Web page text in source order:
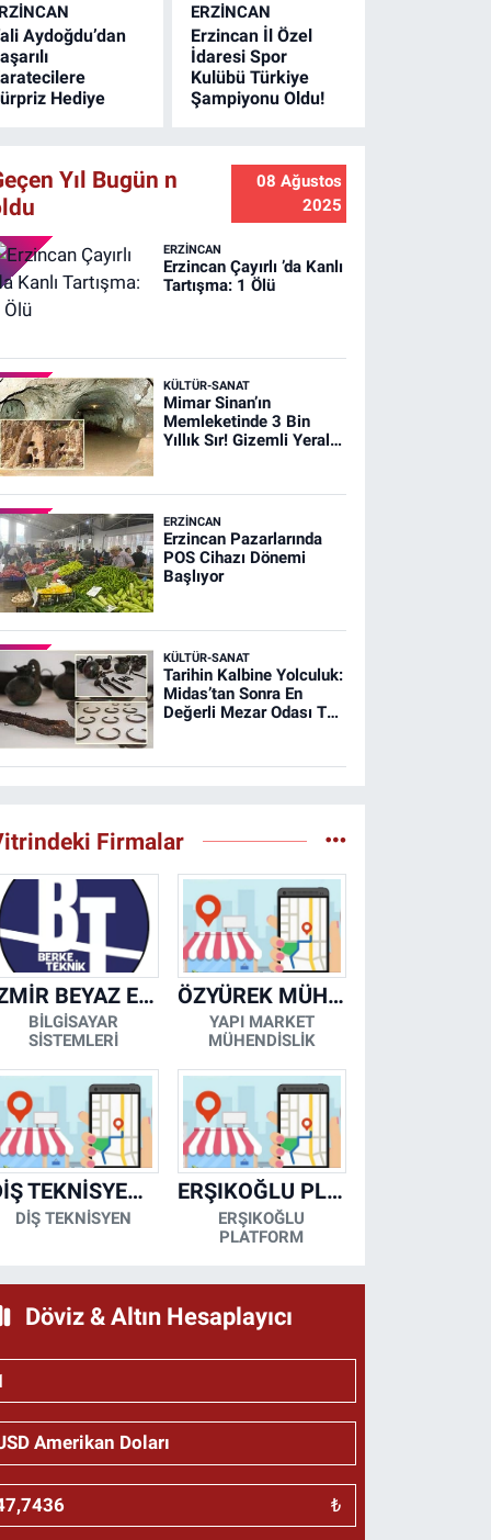
Aydoğdu’dan
Hediye
ERZINCAN
Erzincan İl Özel
İdaresi Spor
Kulübü Türkiye
Şampiyonu Oldu!
Yıl Bugün n
08 Ağustos
2025
ERZINCAN
Erzincan Çayırlı ’da Kanlı
Tartışma: 1 Ölü
KÜLTÜR-SANAT
Mimar Sinan’ın
Memleketinde 3 Bin
Yıllık Sır! Gizemli Yeraltı
ERZINCAN
Erzincan Pazarlarında
POS Cihazı Dönemi
Başlıyor
KÜLTÜR-SANAT
Tarihin Kalbine Yolculuk:
Midas’tan Sonra En
Değerli Mezar Odası T26
Firmalar
İZMİR BEYAZ EŞYA KLİMA KOMBİ SERVİSİ
BİLGİSAYAR
SİSTEMLERİ
ÖZYÜREK MÜHENDİSLİK
YAPI MARKET
MÜHENDİSLİK
DİŞ TEKNİSYENİ- MESUT KORKMAZ
DİŞ TEKNİSYEN
ERŞIKOĞLU PLATFORM
ERŞIKOĞLU
PLATFORM
Döviz & Altın Hesaplayıcı
₺